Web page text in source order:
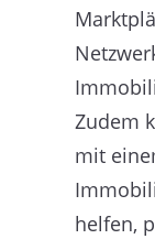
Zudem
mit
helfen,